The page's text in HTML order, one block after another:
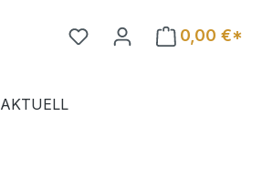
0,00 €*
AKTUELL